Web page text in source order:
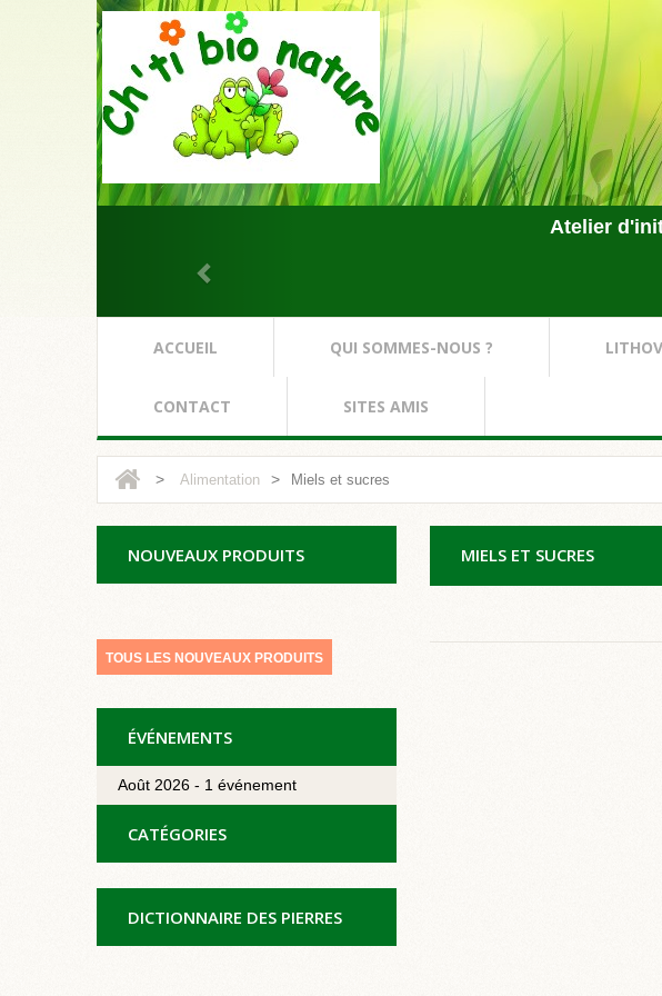
Atelier
ACCUEIL QUI SOMMES-NOUS ?
CONTACT SITES AMIS
> Alimentation > Miels et sucres
NOUVEAUX PRODUITS
TOUS LES NOUVEAUX PRODUITS
ÉVÉNEMENTS
Août 2026 - 1 événement
CATÉGORIES
DICTIONNAIRE DES PIERRES
MIELS ET SUCRES